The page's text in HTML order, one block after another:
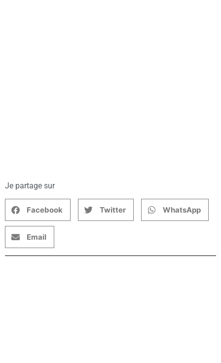
Je partage sur
Facebook Twitter WhatsApp
Email